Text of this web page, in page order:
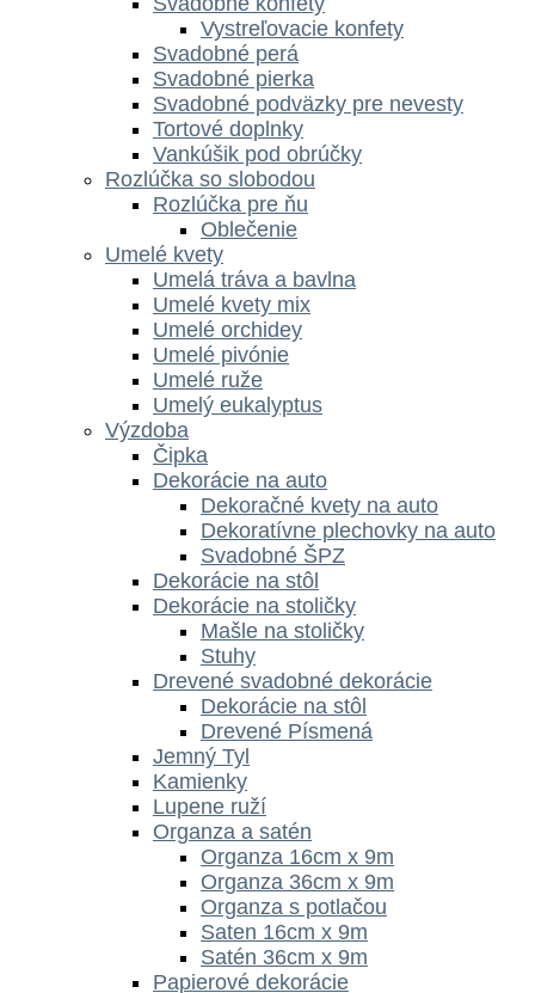
Vystreľovacie konfety
Svadobné perá
Svadobné pierka
Svadobné podväzky pre nevesty
Tortové doplnky
Vankúšik pod obrúčky
Rozlúčka so slobodou
Rozlúčka pre ňu
Oblečenie
Umelé kvety
Umelá tráva a bavlna
Umelé kvety mix
Umelé orchidey
Umelé pivónie
Umelé ruže
Umelý eukalyptus
Výzdoba
Čipka
Dekorácie na auto
Dekoračné kvety na auto
Dekoratívne plechovky na auto
Svadobné ŠPZ
Dekorácie na stôl
Dekorácie na stoličky
Mašle na stoličky
Stuhy
Drevené svadobné dekorácie
Dekorácie na stôl
Drevené Písmená
Jemný Tyl
Kamienky
Lupene ruží
Organza a satén
Organza 16cm x 9m
Organza 36cm x 9m
Organza s potlačou
Saten 16cm x 9m
Satén 36cm x 9m
Papierové dekorácie